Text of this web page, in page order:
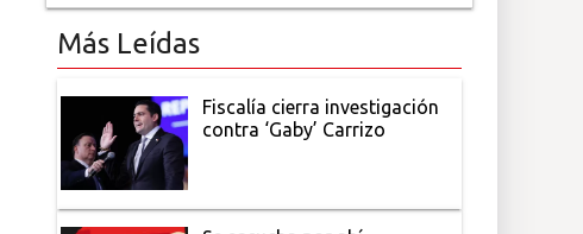
Más Leídas
Fiscalía cierra investigación
contra ‘Gaby’ Carrizo